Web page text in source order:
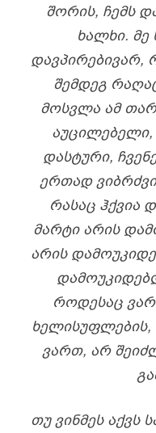
ᲨᲝᲠᲘᲡ, ᲩᲔᲛᲡ
ᲮᲐᲚᲮᲘ.
ᲓᲐᲕᲞᲘᲠᲔᲑᲘᲕᲐᲠ,
ᲨᲔᲛᲓᲔᲒ
ᲛᲝᲡᲕᲚᲐ ᲐᲛ
ᲐᲣᲪᲘᲚᲔᲑᲔᲚᲘ,
ᲓᲐᲡᲢᲣᲠᲘ,
ᲔᲠᲗᲐᲓ
ᲠᲐᲡᲐᲪ ᲰᲥᲕᲘᲐ
ᲛᲐᲠᲢᲘ ᲐᲠᲘᲡ
ᲐᲠᲘᲡ
ᲠᲝᲓᲔᲡᲐᲪ
ᲕᲐᲠᲗ, ᲐᲠ
ᲗᲣ ᲕᲘᲜᲛᲔᲡ ᲐᲥᲕᲡ